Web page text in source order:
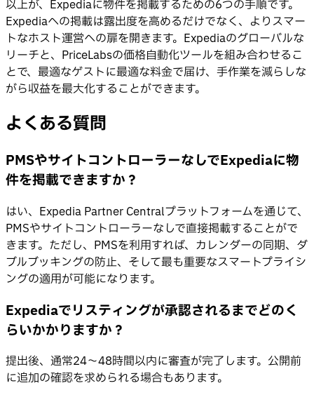
以上が、Expediaに物件を掲載するための6つの手順です。
Expediaへの掲載は露出度を高めるだけでなく、よりスマー
トなホスト運営への扉を開きます。Expediaのグローバルな
リーチと、PriceLabsの価格自動化ツールを組み合わせるこ
とで、最適なゲストに最適な料金で届け、手作業を減らしな
がら収益を最大化することができます。
よくある質問
PMSやサイトコントローラーなしでExpediaに物
件を掲載できますか？
はい、Expedia Partner Centralプラットフォームを通じて、
PMSやサイトコントローラーなしで直接掲載することがで
きます。ただし、PMSを利用すれば、カレンダーの同期、ダ
ブルブッキングの防止、そして最も重要なスマートプライシ
ングの適用が可能になります。
Expediaでリスティングが承認されるまでどのく
らいかかりますか？
提出後、通常24〜48時間以内に審査が完了します。公開前
に追加の確認を求められる場合もあります。